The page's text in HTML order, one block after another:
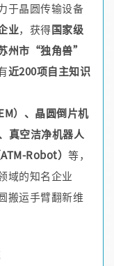
于晶圆传输设备
业，获得国家级
州市“独角兽”
近200项自主知识
）、晶圆倒片机
真空洁净机器人
Robot） 等，
域的知名企业
搬运手臂翻新维